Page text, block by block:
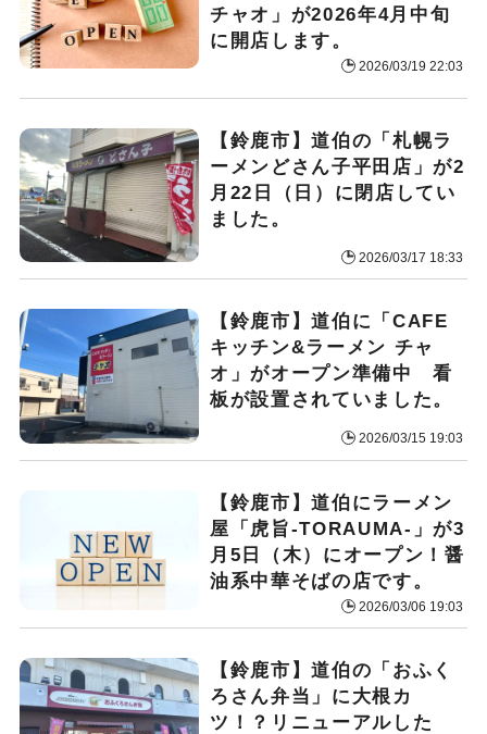
チャオ」が2026年4月中旬
に開店します。
2026/03/19 22:03
【鈴鹿市】道伯の「札幌ラ
ーメンどさん子平田店」が2
月22日（日）に閉店してい
ました。
2026/03/17 18:33
【鈴鹿市】道伯に「CAFE
キッチン&ラーメン チャ
オ」がオープン準備中 看
板が設置されていました。
2026/03/15 19:03
【鈴鹿市】道伯にラーメン
屋「虎旨-TORAUMA-」が3
月5日（木）にオープン！醤
油系中華そばの店です。
2026/03/06 19:03
【鈴鹿市】道伯の「おふく
ろさん弁当」に大根カ
ツ！？リニューアルした